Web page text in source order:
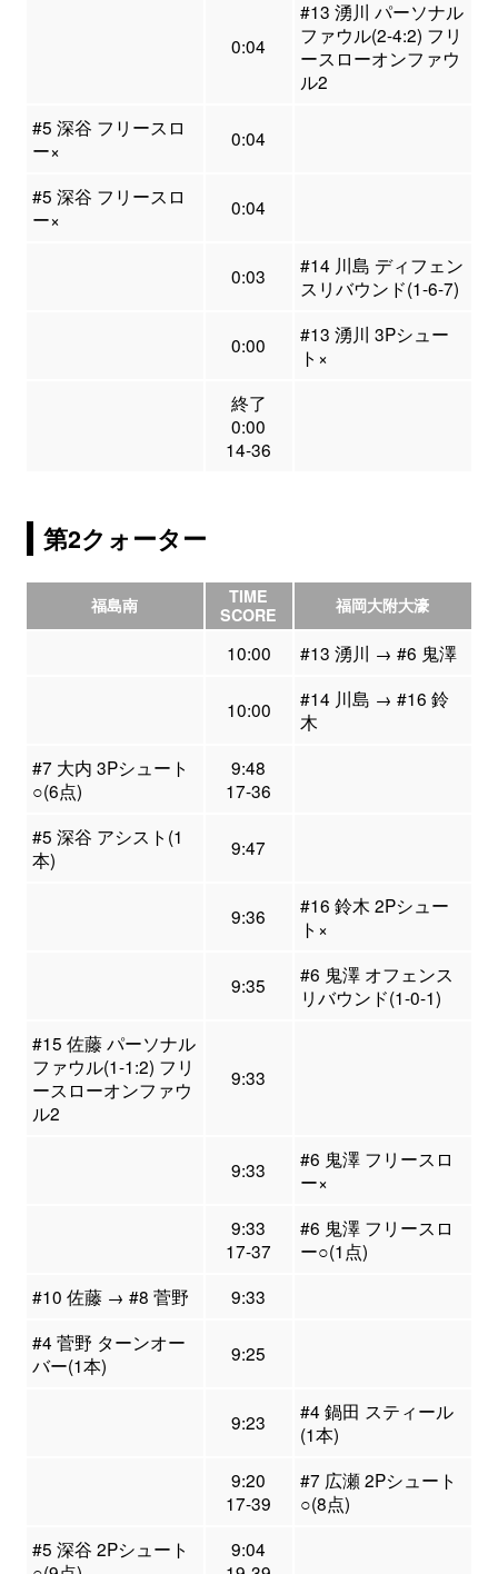
0:04
#13 湧川 パーソナル
ファウル(2-4:2) フリ
ースローオンファウ
ル2
#5 深谷 フリースロ
ー×
0:04
#5 深谷 フリースロ
ー×
0:04
0:03
#14 川島 ディフェン
スリバウンド(1-6-7)
0:00
#13 湧川 3Pシュー
ト×
終了
0:00
14-36
第2クォーター
福島南
TIME
SCORE
福岡大附大濠
10:00 #13 湧川 → #6 鬼澤
10:00
#14 川島 → #16 鈴
木
#7 大内 3Pシュート
○(6点)
9:48
17-36
#5 深谷 アシスト(1
本)
9:47
9:36
#16 鈴木 2Pシュー
ト×
9:35
#6 鬼澤 オフェンス
リバウンド(1-0-1)
#15 佐藤 パーソナル
ファウル(1-1:2) フリ
ースローオンファウ
ル2
9:33
9:33
#6 鬼澤 フリースロ
ー×
9:33
17-37
#6 鬼澤 フリースロ
ー○(1点)
#10 佐藤 → #8 菅野
9:33
#4 菅野 ターンオー
バー(1本)
9:25
9:23
#4 鍋田 スティール
(1本)
9:20
17-39
#7 広瀬 2Pシュート
○(8点)
#5 深谷 2Pシュート
9:04